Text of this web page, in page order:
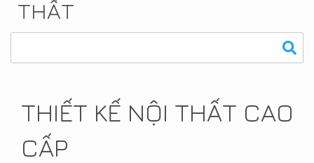
THẤT
THIẾT KẾ NỘI THẤT CAO
CẤP